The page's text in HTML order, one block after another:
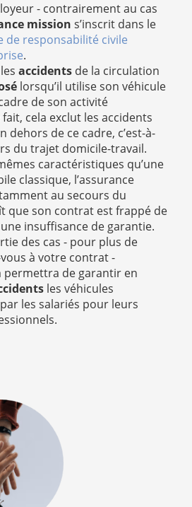
- contrairement au cas
mission s’inscrit dans le
de responsabilité civile
.
accidents de la circulation
lorsqu’il utilise son véhicule
de son activité
cela exclut les accidents
dehors de ce cadre, c’est-à-
du trajet domicile-travail.
caractéristiques qu’une
classique, l’assurance
au secours du
que son contrat est frappé de
insuffisance de garantie.
des cas - pour plus de
à votre contrat -
permettra de garantir en
les véhicules
les salariés pour leurs